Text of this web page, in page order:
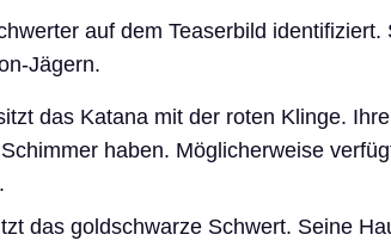
auf dem Teaserbild identifiziert.
Jägern.
das Katana mit der roten Klinge.
haben. Möglicherweise
das goldschwarze Schwert. Seine